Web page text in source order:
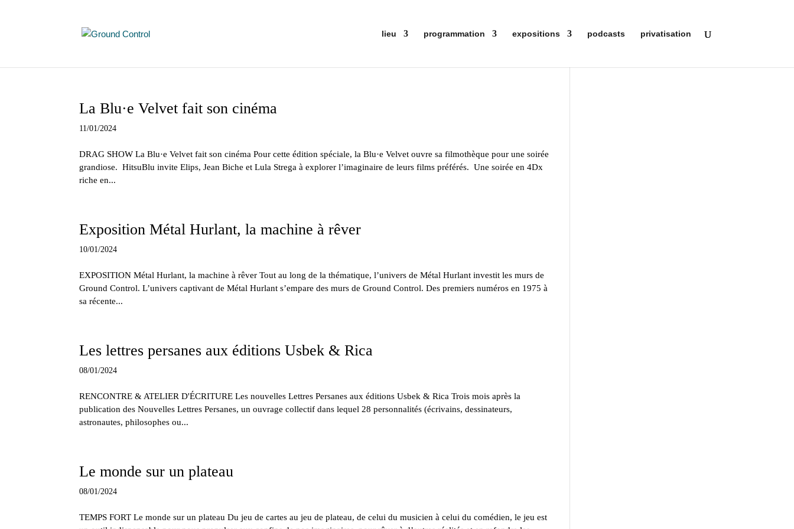
lieu programmation expositions podcasts privatisation
La Blu·e Velvet fait son cinéma
11/01/2024
DRAG SHOW La Blu·e Velvet fait son cinéma Pour cette édition spéciale, la Blu·e Velvet ouvre sa filmothèque pour une soirée
grandiose. HitsuBlu invite Elips, Jean Biche et Lula Strega à explorer l’imaginaire de leurs films préférés. Une soirée en 4Dx
riche en...
Exposition Métal Hurlant, la machine à rêver
10/01/2024
EXPOSITION Métal Hurlant, la machine à rêver Tout au long de la thématique, l’univers de Métal Hurlant investit les murs de
Ground Control. L’univers captivant de Métal Hurlant s’empare des murs de Ground Control. Des premiers numéros en 1975 à
sa récente...
Les lettres persanes aux éditions Usbek & Rica
08/01/2024
RENCONTRE & ATELIER D'ÉCRITURE Les nouvelles Lettres Persanes aux éditions Usbek & Rica Trois mois après la
publication des Nouvelles Lettres Persanes, un ouvrage collectif dans lequel 28 personnalités (écrivains, dessinateurs,
astronautes, philosophes ou...
Le monde sur un plateau
08/01/2024
TEMPS FORT Le monde sur un plateau Du jeu de cartes au jeu de plateau, de celui du musicien à celui du comédien, le jeu est